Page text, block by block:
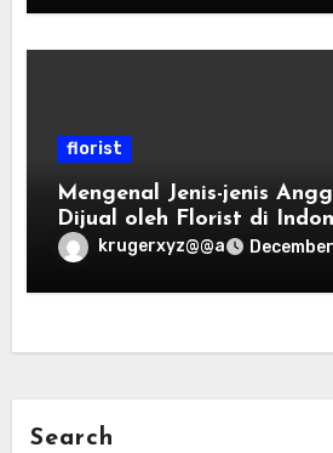
florist
Mengenal Jenis-jenis
Dijual oleh Florist di
krugerxyz@@a
Search